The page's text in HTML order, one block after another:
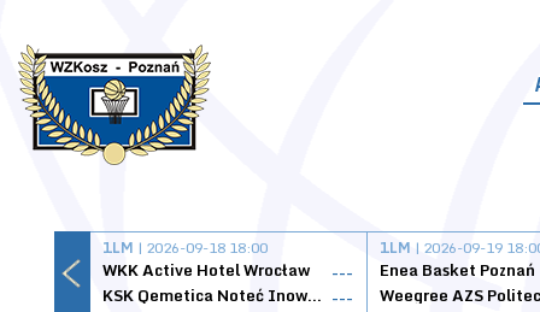
1LM | 2026-09-18 18:00
WKK Active Hotel Wrocław
---
KSK Qemetica Noteć Inowrocław ---
1LM | 2026-09-19
Enea Basket Poznań